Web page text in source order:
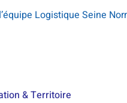
Logistique Seine
& Territoire